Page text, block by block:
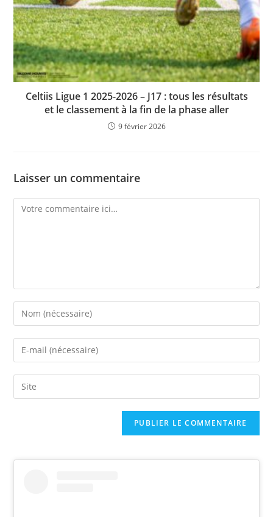
Celtiis Ligue 1 2025-2026 – J17 : tous les résultats
et le classement à la fin de la phase aller
9 février 2026
Laisser un commentaire